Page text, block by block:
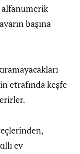
alfanumerik
başına
etrafında keşfe
ev